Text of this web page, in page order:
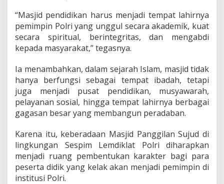
r
a
k
e
d
a
n
S
p
r
i
t
u
“Masjid pendidikan harus menjadi tempat lahirnya
pemimpin Polri yang unggul secara akademik, kuat
secara spiritual, berintegritas, dan mengabdi
kepada masyarakat,” tegasnya.
Ia menambahkan, dalam sejarah Islam, masjid tidak
hanya berfungsi sebagai tempat ibadah, tetapi
juga menjadi pusat pendidikan, musyawarah,
pelayanan sosial, hingga tempat lahirnya berbagai
gagasan besar yang membangun peradaban.
Karena itu, keberadaan Masjid Panggilan Sujud di
lingkungan Sespim Lemdiklat Polri diharapkan
menjadi ruang pembentukan karakter bagi para
peserta didik yang kelak akan menjadi pemimpin di
institusi Polri.